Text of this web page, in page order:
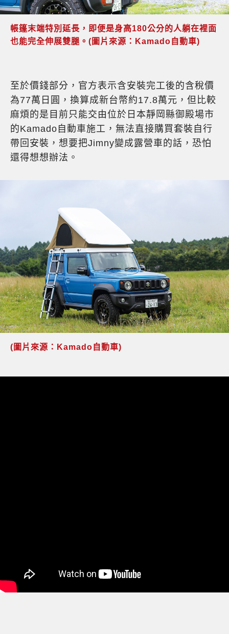
帳篷末端特別延長，即便是身高180公分的人躺在裡面
也能完全伸展雙腿。(圖片來源：Kamado自動車)
至於價錢部分，官方表示含安裝完工後的含稅價
為77萬日圓，換算成新台幣約17.8萬元，但比較
麻煩的是目前只能交由位於日本靜岡縣御殿場市
的Kamado自動車施工，無法直接購買套裝自行
帶回安裝，想要把Jimny變成露營車的話，恐怕
還得想想辦法。
(圖片來源：Kamado自動車)